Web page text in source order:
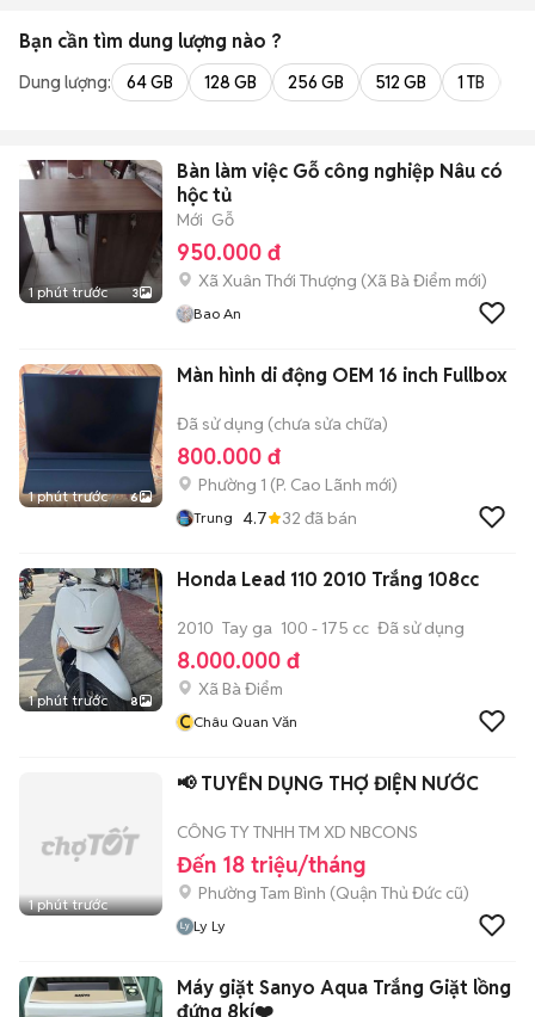
Bạn cần tìm dung lượng nào ?
Dung lượng: 64 GB 128 GB 256 GB 512 GB 1 TB
1 phút trước 3
Bàn làm việc Gỗ công nghiệp Nâu có
hộc tủ
Mới Gỗ
950.000 đ
Xã Xuân Thới Thượng (Xã Bà Điểm mới)
Bao An
1 phút trước 6
Màn hình di động OEM 16 inch Fullbox
Đã sử dụng (chưa sửa chữa)
800.000 đ
Phường 1 (P. Cao Lãnh mới)
Trung 4.7 32 đã bán
1 phút trước 8
Honda Lead 110 2010 Trắng 108cc
2010 Tay ga 100 - 175 cc Đã sử dụng
8.000.000 đ
Xã Bà Điểm
CChâu Quan Văn
1 phút trước
📢 TUYỂN DỤNG THỢ ĐIỆN NƯỚC
CÔNG TY TNHH TM XD NBCONS
Đến 18 triệu/tháng
Phường Tam Bình (Quận Thủ Đức cũ)
Ly Ly
Máy giặt Sanyo Aqua Trắng Giặt lồng
đứng 8kí❤️